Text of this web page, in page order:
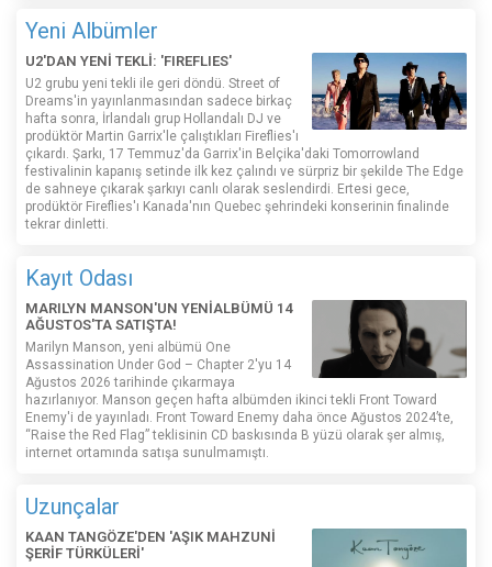
Yeni Albümler
U2'DAN YENİ TEKLİ: 'FIREFLIES'
U2 grubu yeni tekli ile geri döndü. Street of
Dreams'in yayınlanmasından sadece birkaç
hafta sonra, İrlandalı grup Hollandalı DJ ve
prodüktör Martin Garrix'le çalıştıkları Fireflies'ı
çıkardı. Şarkı, 17 Temmuz'da Garrix'in Belçika'daki Tomorrowland
festivalinin kapanış setinde ilk kez çalındı ​​ve sürpriz bir şekilde The Edge
de sahneye çıkarak şarkıyı canlı olarak seslendirdi. Ertesi gece,
prodüktör Fireflies'ı Kanada'nın Quebec şehrindeki konserinin finalinde
tekrar dinletti.
Kayıt Odası
MARILYN MANSON'UN YENİALBÜMÜ 14
AĞUSTOS'TA SATIŞTA!
Marilyn Manson, yeni albümü One
Assassination Under God – Chapter 2'yu 14
Ağustos 2026 tarihinde çıkarmaya
hazırlanıyor. Manson geçen hafta albümden ikinci tekli Front Toward
Enemy'i de yayınladı. Front Toward Enemy daha önce Ağustos 2024’te,
“Raise the Red Flag” teklisinin CD baskısında B yüzü olarak şer almış,
internet ortamında satışa sunulmamıştı.
Uzunçalar
KAAN TANGÖZE'DEN 'AŞIK MAHZUNİ
ŞERİF TÜRKÜLERİ'